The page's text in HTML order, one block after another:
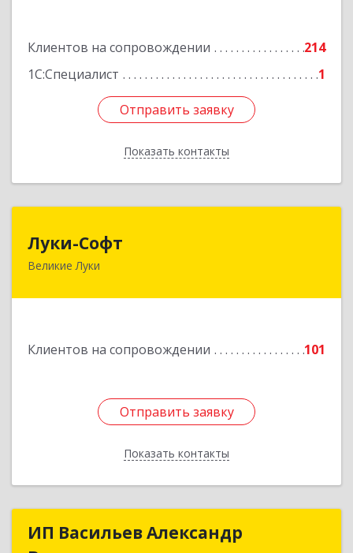
Клиентов на сопровождении
214
1С:Специалист
1
Отправить заявку
Показать контакты
Отправить заявку
Назад
Луки-Софт
Великие Луки
Клиентов на сопровождении 101
Отправить заявку
Показать контакты
182113, Псковская обл, Великие Луки г,
Отправить заявку
Назад
ИП Васильев Александр
ИП Васильев Александр